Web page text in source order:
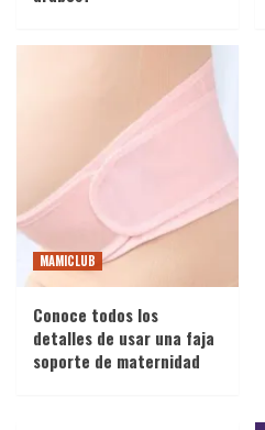
salud y la de tu bebé
MAMICLUB
Conoce todos los
detalles de usar una faja
soporte de maternidad